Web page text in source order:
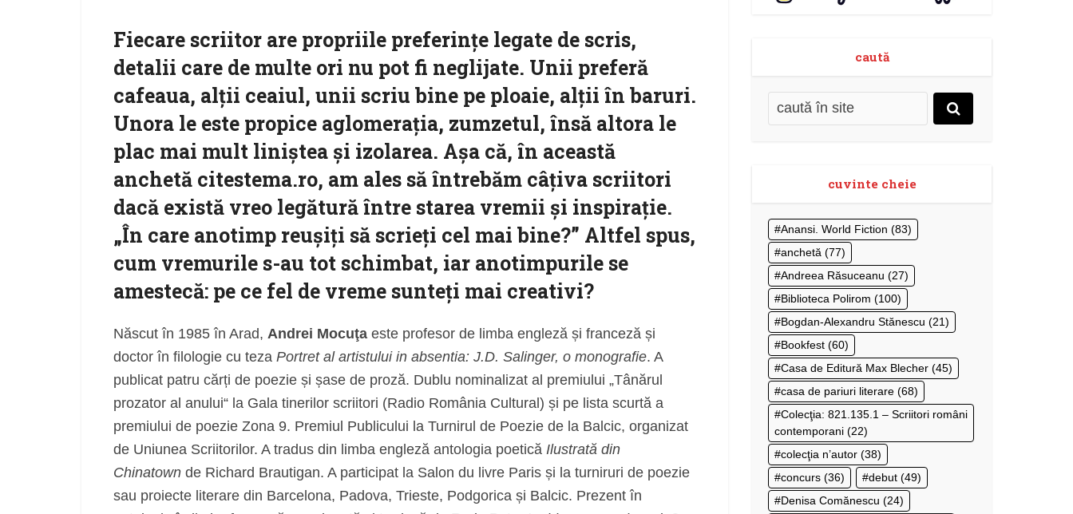
Fiecare scriitor are propriile preferințe legate de scris,
detalii care de multe ori nu pot fi neglijate. Unii preferă
cafeaua, alții ceaiul, unii scriu bine pe ploaie, alții în baruri.
Unora le este propice aglomerația, zumzetul, însă altora le
plac mai mult liniștea și izolarea. Așa că, în această
anchetă citestema.ro, am ales să întrebăm câțiva scriitori
dacă există vreo legătură între starea vremii și inspirație.
„În care anotimp reușiți să scrieți cel mai bine?” Altfel spus,
cum vremurile s-au tot schimbat, iar anotimpurile se
amestecă: pe ce fel de vreme sunteți mai creativi?
Născut în 1985 în Arad, Andrei Mocuţa este profesor de limba engleză și franceză și
doctor în filologie cu teza Portret al artistului in absentia: J.D. Salinger, o monografie. A
publicat patru cărți de poezie și șase de proză. Dublu nominalizat al premiului „Tânărul
prozator al anului“ la Gala tinerilor scriitori (Radio România Cultural) și pe lista scurtă a
premiului de poezie Zona 9. Premiul Publicului la Turnirul de Poezie de la Balcic, organizat
de Uniunea Scriitorilor. A tradus din limba engleză antologia poetică Ilustrată din
Chinatown de Richard Brautigan. A participat la Salon du livre Paris și la turniruri de poezie
sau proiecte literare din Barcelona, Padova, Trieste, Podgorica și Balcic. Prezent în
caută
cuvinte cheie
Anansi. World Fiction (83)
anchetă (77)
Andreea Răsuceanu (27)
Biblioteca Polirom (100)
Bogdan-Alexandru Stănescu (21)
Bookfest (60)
Casa de Editură Max Blecher (45)
casa de pariuri literare (68)
Colecţia: 821.135.1 – Scriitori români
contemporani (22)
colecţia n’autor (38)
concurs (36) debut (49)
Denisa Comănescu (24)